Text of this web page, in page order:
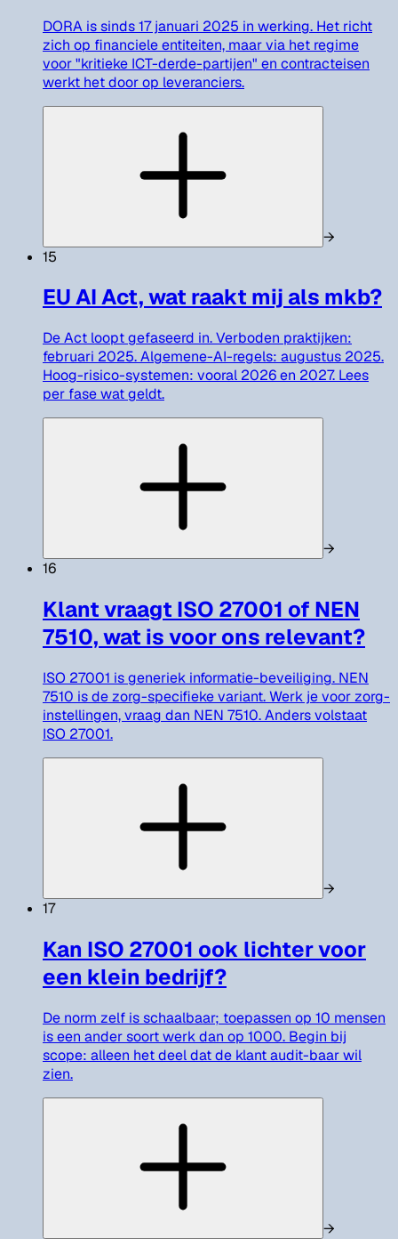
DORA is sinds 17 januari 2025 in werking. Het richt
zich op financiele entiteiten, maar via het regime
voor "kritieke ICT-derde-partijen" en contracteisen
werkt het door op leveranciers.
→
15
EU AI Act, wat raakt mij als mkb?
De Act loopt gefaseerd in. Verboden praktijken:
februari 2025. Algemene-AI-regels: augustus 2025.
Hoog-risico-systemen: vooral 2026 en 2027. Lees
per fase wat geldt.
→
16
Klant vraagt ISO 27001 of NEN
7510, wat is voor ons relevant?
ISO 27001 is generiek informatie-beveiliging. NEN
7510 is de zorg-specifieke variant. Werk je voor zorg-
instellingen, vraag dan NEN 7510. Anders volstaat
ISO 27001.
→
17
Kan ISO 27001 ook lichter voor
een klein bedrijf?
De norm zelf is schaalbaar; toepassen op 10 mensen
is een ander soort werk dan op 1000. Begin bij
scope: alleen het deel dat de klant audit-baar wil
zien.
→